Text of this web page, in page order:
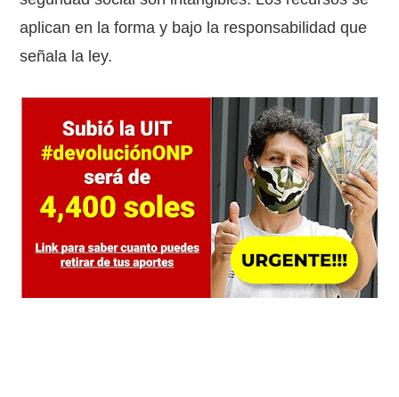
aplican en la forma y bajo la responsabilidad que
señala la ley.